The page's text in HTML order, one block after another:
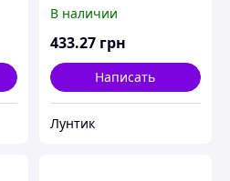
В наличии
433.27 грн
Написать
Лунтик